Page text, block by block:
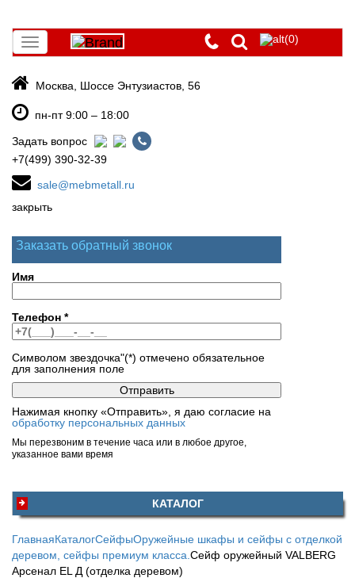
Toggle
navigation
(0)
Москва, Шоссе Энтузиастов, 56
пн-пт 9:00 – 18:00
Задать вопрос
+7(499) 390-32-39
sale@mebmetall.ru
закрыть
Заказать обратный звонок
Имя
Телефон *
Символом звездочка"(*) отмечено обязательное
для заполнения поле
Нажимая кнопку «Отправить», я даю согласие на
обработку персональных данных
Мы перезвоним в течение часа или в любое другое,
указанное вами время
КАТАЛОГ
ГлавнаяКаталогСейфыОружейные шкафы и сейфы с отделкой
деревом, сейфы премиум класса. Сейф оружейный VALBERG
Арсенал EL Д (отделка деревом)